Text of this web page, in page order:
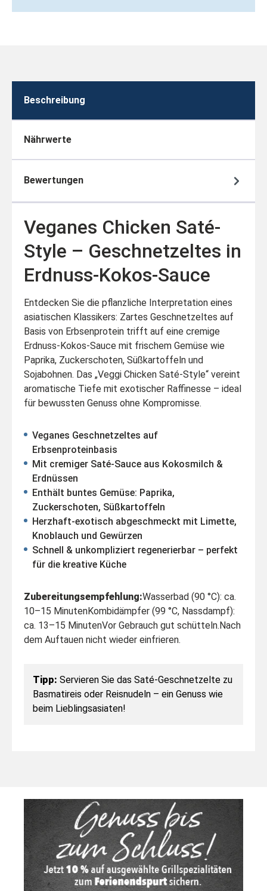
Beschreibung
Nährwerte
Bewertungen
Veganes Chicken Saté-
Style – Geschnetzeltes in
Erdnuss-Kokos-Sauce
Entdecken Sie die pflanzliche Interpretation eines
asiatischen Klassikers: Zartes Geschnetzeltes auf
Basis von Erbsenprotein trifft auf eine cremige
Erdnuss-Kokos-Sauce mit frischem Gemüse wie
Paprika, Zuckerschoten, Süßkartoffeln und
Sojabohnen. Das „Veggi Chicken Saté-Style“ vereint
aromatische Tiefe mit exotischer Raffinesse – ideal
für bewussten Genuss ohne Kompromisse.
Veganes Geschnetzeltes auf
Erbsenproteinbasis
Mit cremiger Saté-Sauce aus Kokosmilch &
Erdnüssen
Enthält buntes Gemüse: Paprika,
Zuckerschoten, Süßkartoffeln
Herzhaft-exotisch abgeschmeckt mit Limette,
Knoblauch und Gewürzen
Schnell & unkompliziert regenerierbar – perfekt
für die kreative Küche
Zubereitungsempfehlung:Wasserbad (90 °C): ca.
10–15 MinutenKombidämpfer (99 °C, Nassdampf):
ca. 13–15 MinutenVor Gebrauch gut schütteln.Nach
dem Auftauen nicht wieder einfrieren.
Tipp: Servieren Sie das Saté-Geschnetzelte zu
Basmatireis oder Reisnudeln – ein Genuss wie
beim Lieblingsasiaten!